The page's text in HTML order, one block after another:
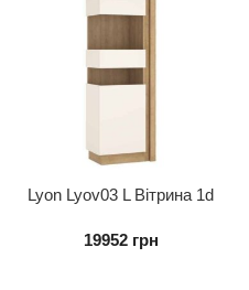
Lyon Lyov03 L Вітрина 1d
19952 грн